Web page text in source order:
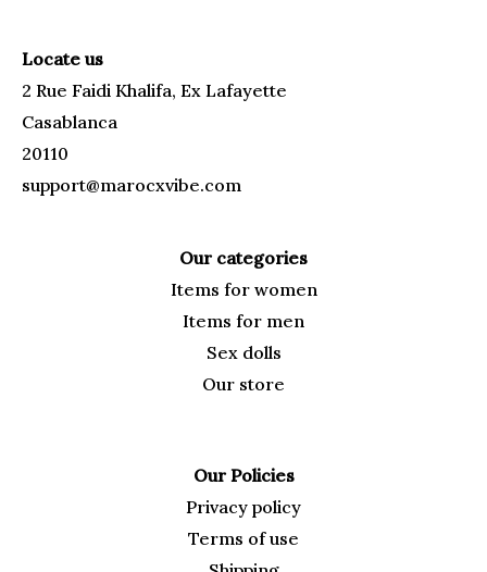
Locate us
2 Rue Faidi Khalifa, Ex Lafayette
Casablanca
20110
support@marocxvibe.com
Our categories
Items for women
Items for men
Sex dolls
Our store
Our Policies
Privacy policy
Terms of use